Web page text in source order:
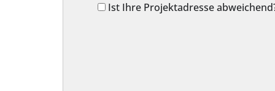
Ist Ihre Projektadresse